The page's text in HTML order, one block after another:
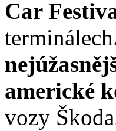
Car
americké
vozy